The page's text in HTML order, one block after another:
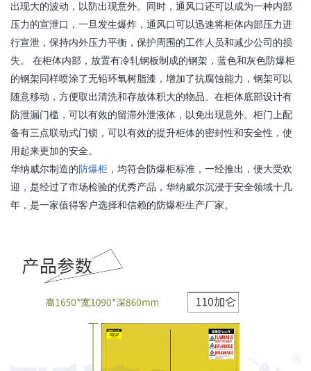
出现大的波动，以防出现意外。同时，通风口还可以成为一种内部
压力的宣泄口，一旦发生爆炸，通风口可以迅速将柜体内部压力进
行宣泄，保持内外压力平衡，保护周围的工作人员和减少公司的损
失。 在柜体内部，放置有冷轧钢板制成的钢架，蓝色和灰色防爆柜
的钢架同样喷涂了无铅环氧树脂漆，增加了抗腐蚀能力，钢架可以
随意移动，方便取出清洗和存放体积大的物品。在柜体底部设计有
防泄漏门槛，可以有效的留滞外泄液体，以免出现意外。柜门上配
备有三点联动式门锁，可以有效的提升柜体的密封性和安全性，使
用起来更加的安全。
华纳威尔制造的 防爆柜 ，均符合防爆柜标准，一经推出，便大受欢
迎，是经过了市场检验的优秀产品，华纳威尔沉浸于安全领域十几
年，是一家值得客户选择和信赖的防爆柜生产厂家。